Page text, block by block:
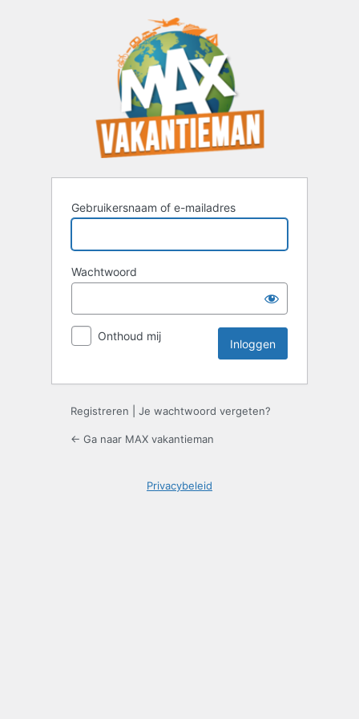
Gebruikersnaam of e-mailadres
Wachtwoord
Onthoud mij
Registreren Je wachtwoord vergeten?
← Ga naar MAX vakantieman
Privacybeleid